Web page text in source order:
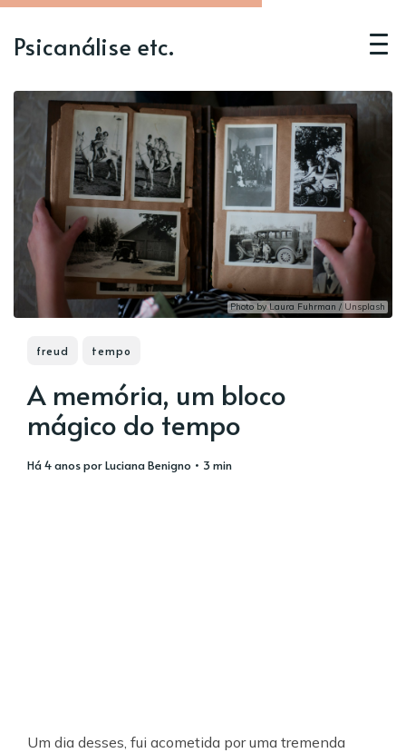
Psicanálise etc.
Photo byLaura Fuhrman / Unsplash
freud tempo
A memória, um bloco
mágico do tempo
há 4 anosporLuciana Benigno • 3 min
Um dia desses, fui acometida por uma tremenda